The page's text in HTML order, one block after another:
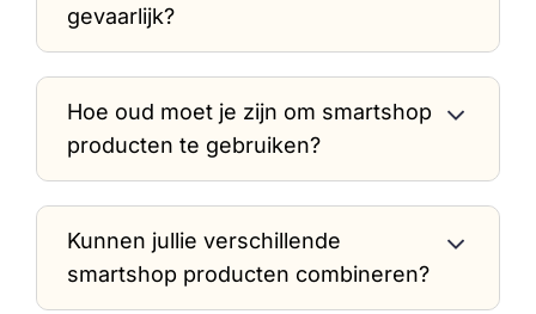
gevaarlijk?
Hoe oud moet je zijn om smartshop
producten te gebruiken?
Kunnen jullie verschillende
smartshop producten combineren?